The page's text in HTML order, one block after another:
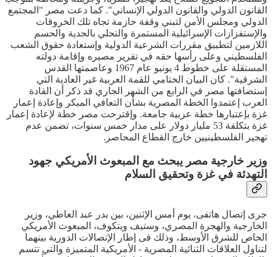
القانون الدولي والقانون الدولي الإنساني". كما دعت مصر "المجتمع
الدولي ومجلس الأمن لتبني وقفة حازمة تجاه تلك الخروقات
والإستفزازات الإسرائيلية المستمرة والتحلي بالجدية والحسم
اللازمين لتطبيق مقررات الشرعية الدولية وإستعادة حقوق الشعب
الفلسطيني وعلى رأسها حقه في تقرير مصيره وإقامة دولته
المستقلة على خطوط 4 يونيو عام 1967 وعاصمتها القدس
الشرقية". كان البيان الختامي للقمة العربية غير العادية التي
إستضافتها مصر في الرابع من الشهر الجاري قد ذكر أن القادة
العرب إعتمدوا الخطة المصرية بشأن التعافي المبكر وإعادة إعمار
غزة بإعتبارها خطة عربية جامعة. وإقترحت مصر خطة لإعادة إعمار
غزة بتكلفة 53 مليار دولار على مدار خمس سنوات، تضمن عدم
تهجير الفلسطينيين خارج القطاع المحاصر.
وزير خارجية مصر يبحث مع المبعوث الأمريكي جهود
التهدئة في غزة وتحقيق السلام
جرى إتصال هاتفى، يوم أمس الإثنين، بين بدر عبد العاطي، وزير
الخارجية والهجرة المصري، وستيف ويتكوف، المبعوث الأمريكي
الخاص للشرق الأوسط، وذلك فى إطار الإتصالات الدورية بينهما
لتناول العلاقات الثنائية المصرية - الأمريكية المتميزة والتي تتسم